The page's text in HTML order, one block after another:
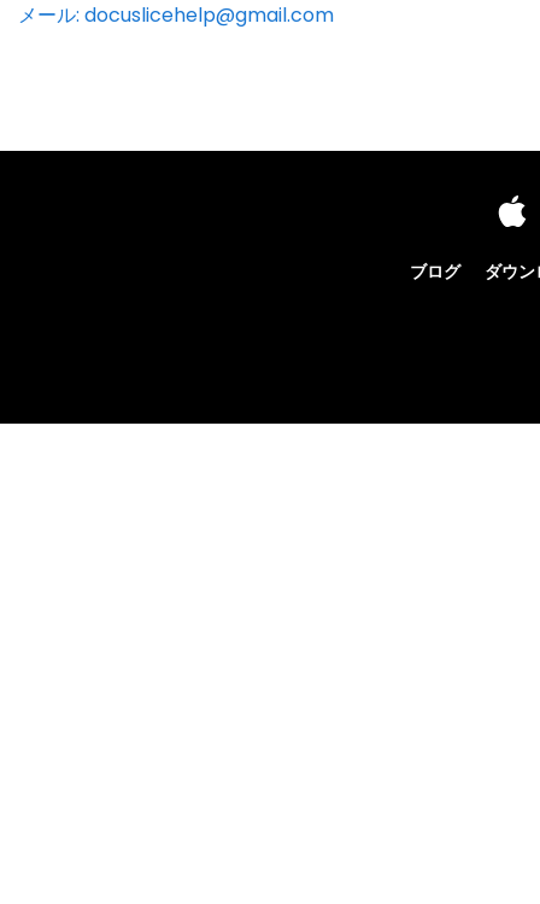
メール: docuslicehelp@gmail.com
ブログ ダウ